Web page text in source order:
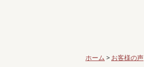
ホーム > お客様の声